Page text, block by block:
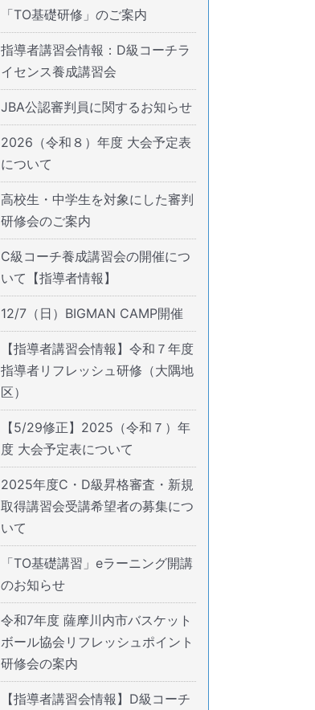
「TO基礎研修」のご案内
指導者講習会情報：D級コーチラ
イセンス養成講習会
JBA公認審判員に関するお知らせ
2026（令和８）年度 大会予定表
について
高校生・中学生を対象にした審判
研修会のご案内
C級コーチ養成講習会の開催につ
いて【指導者情報】
12/7（日）BIGMAN CAMP開催
【指導者講習会情報】令和７年度
指導者リフレッシュ研修（大隅地
区）
【5/29修正】2025（令和７）年
度 大会予定表について
2025年度C・D級昇格審査・新規
取得講習会受講希望者の募集につ
いて
「TO基礎講習」eラーニング開講
のお知らせ
令和7年度 薩摩川内市バスケット
ボール協会リフレッシュポイント
研修会の案内
【指導者講習会情報】D級コーチ